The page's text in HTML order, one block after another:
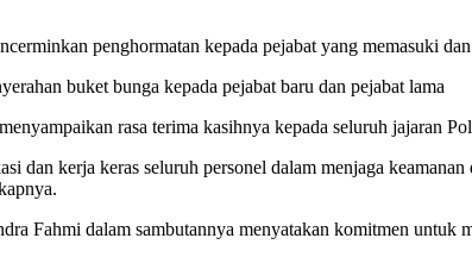
penghormatan kepada pejabat yang memasuki
buket bunga kepada pejabat baru dan pejabat lama
rasa terima kasihnya kepada seluruh jajaran
dan kerja keras seluruh personel dalam menjaga
Fahmi dalam sambutannya menyatakan komitmen untuk